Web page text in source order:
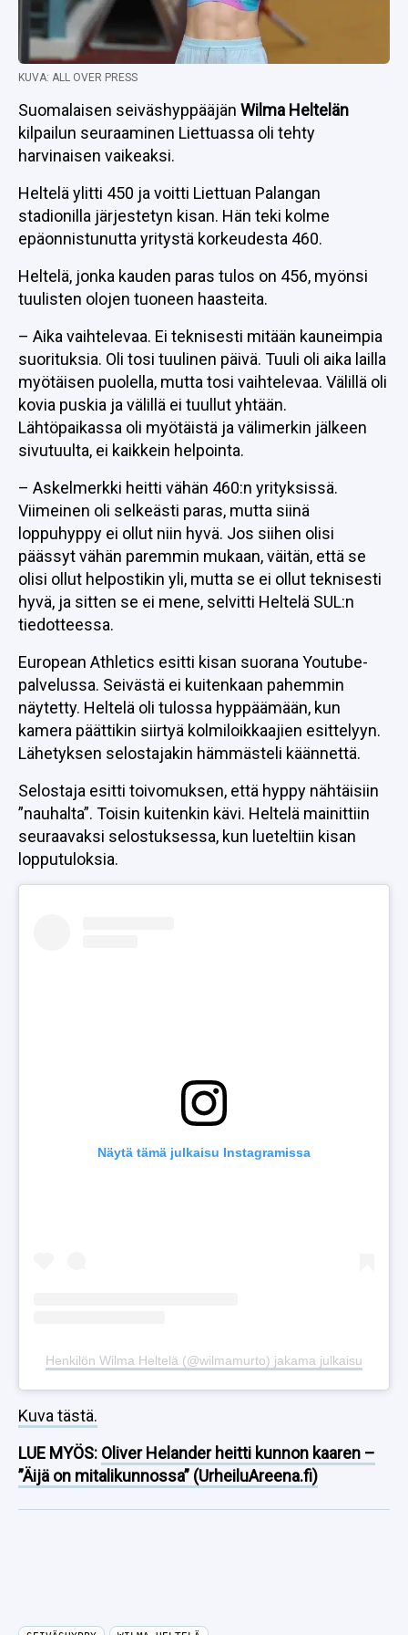
KUVA: ALL OVER PRESS
Suomalaisen seiväshyppääjän Wilma Heltelän
kilpailun seuraaminen Liettuassa oli tehty
harvinaisen vaikeaksi.
Heltelä ylitti 450 ja voitti Liettuan Palangan
stadionilla järjestetyn kisan. Hän teki kolme
epäonnistunutta yritystä korkeudesta 460.
Heltelä, jonka kauden paras tulos on 456, myönsi
tuulisten olojen tuoneen haasteita.
– Aika vaihtelevaa. Ei teknisesti mitään kauneimpia
suorituksia. Oli tosi tuulinen päivä. Tuuli oli aika lailla
myötäisen puolella, mutta tosi vaihtelevaa. Välillä oli
kovia puskia ja välillä ei tuullut yhtään.
Lähtöpaikassa oli myötäistä ja välimerkin jälkeen
sivutuulta, ei kaikkein helpointa.
– Askelmerkki heitti vähän 460:n yrityksissä.
Viimeinen oli selkeästi paras, mutta siinä
loppuhyppy ei ollut niin hyvä. Jos siihen olisi
päässyt vähän paremmin mukaan, väitän, että se
olisi ollut helpostikin yli, mutta se ei ollut teknisesti
hyvä, ja sitten se ei mene, selvitti Heltelä SUL:n
tiedotteessa.
European Athletics esitti kisan suorana Youtube-
palvelussa. Seivästä ei kuitenkaan pahemmin
näytetty. Heltelä oli tulossa hyppäämään, kun
kamera päättikin siirtyä kolmiloikkaajien esittelyyn.
Lähetyksen selostajakin hämmästeli käännettä.
Selostaja esitti toivomuksen, että hyppy nähtäisiin
”nauhalta”. Toisin kuitenkin kävi. Heltelä mainittiin
seuraavaksi selostuksessa, kun lueteltiin kisan
lopputuloksia.
Näytä tämä julkaisu Instagramissa
Henkilön Wilma Heltelä (@wilmamurto) jakama julkaisu
Kuva tästä.
LUE MYÖS: Oliver Helander heitti kunnon kaaren –
”Äijä on mitalikunnossa” (UrheiluAreena.fi)